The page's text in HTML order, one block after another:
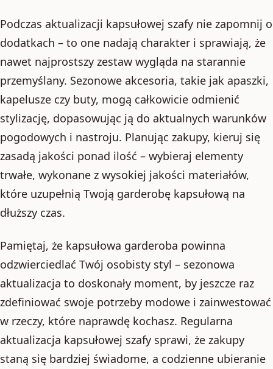
Podczas aktualizacji kapsułowej szafy nie zapomnij o
dodatkach – to one nadają charakter i sprawiają, że
nawet najprostszy zestaw wygląda na starannie
przemyślany. Sezonowe akcesoria, takie jak apaszki,
kapelusze czy buty, mogą całkowicie odmienić
stylizację, dopasowując ją do aktualnych warunków
pogodowych i nastroju. Planując zakupy, kieruj się
zasadą jakości ponad ilość – wybieraj elementy
trwałe, wykonane z wysokiej jakości materiałów,
które uzupełnią Twoją garderobę kapsułową na
dłuższy czas.
Pamiętaj, że kapsułowa garderoba powinna
odzwierciedlać Twój osobisty styl – sezonowa
aktualizacja to doskonały moment, by jeszcze raz
zdefiniować swoje potrzeby modowe i zainwestować
w rzeczy, które naprawdę kochasz. Regularna
aktualizacja kapsułowej szafy sprawi, że zakupy
staną się bardziej świadome, a codzienne ubieranie